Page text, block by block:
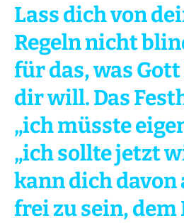
Lass dich von
Regeln nicht
für das, was
dir will. Das
„ich müsste
„ich sollte jetzt
kann dich davon
frei zu sein, dem